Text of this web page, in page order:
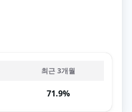
최근 3개월
71.9%